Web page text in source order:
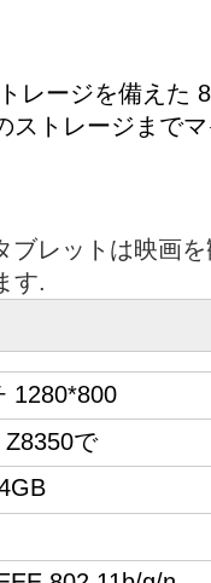
レージを備えた
ストレージまで
ブレットは映画
す.
1280*800
Z8350で